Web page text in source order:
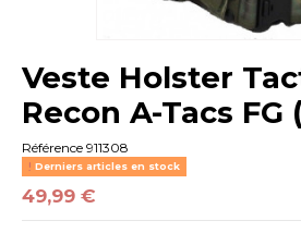
Veste Holster
Recon A-Tacs FG
Référence 911308
Derniers articles en stock
49,99 €